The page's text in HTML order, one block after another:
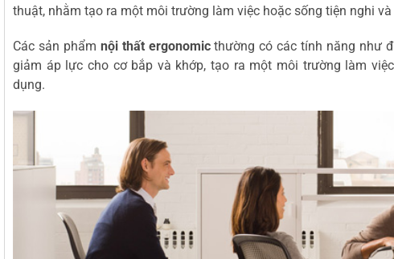
thuật, nhằm tạo ra một môi trường làm việc hoặc sống tiện nghi
Các sản phẩm nội thất ergonomicthường có các tính năng như
giảm áp lực cho cơ bắp và khớp, tạo ra một môi trường làm
dụng.